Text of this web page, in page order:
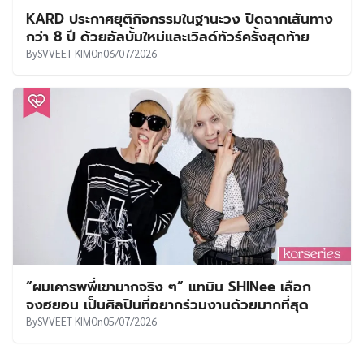
KARD ประกาศยุติกิจกรรมในฐานะวง ปิดฉากเส้นทาง
กว่า 8 ปี ด้วยอัลบั้มใหม่และเวิลด์ทัวร์ครั้งสุดท้าย
BySVVEET KIMOn06/07/2026
“ผมเคารพพี่เขามากจริง ๆ” แทมิน SHINee เลือก
จงฮยอน เป็นศิลปินที่อยากร่วมงานด้วยมากที่สุด
BySVVEET KIMOn05/07/2026